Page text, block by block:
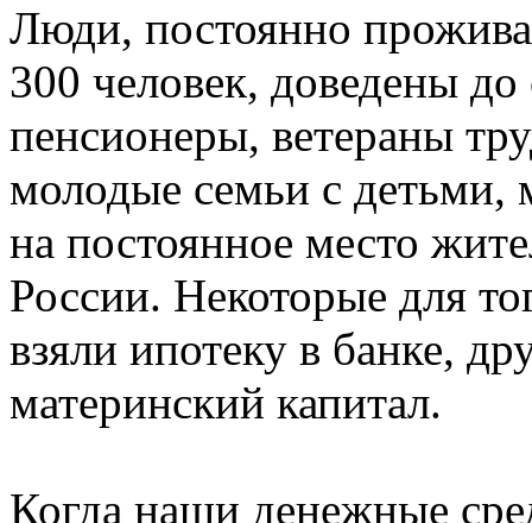
Люди, постоянно
300 человек, доведены до
пенсионеры, ветераны
молодые семьи с детьми,
на постоянное место
России. Некоторые для
взяли ипотеку в банке,
материнский капитал.
Когда наши денежные